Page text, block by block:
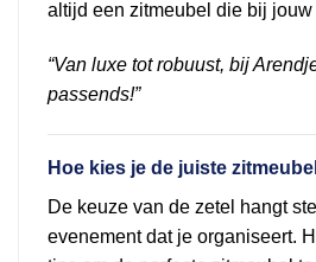
altijd een zitmeubel die bij jouw
“Van luxe tot robuust, bij
passends!”
Hoe kies je de juiste
De keuze van de zetel hangt
evenement dat je organiseert.